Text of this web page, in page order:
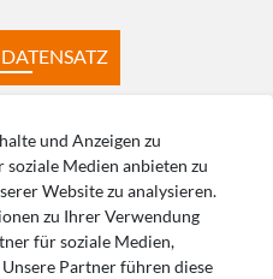
HÄUFIGE FRAGEN
und Anzeigen zu
Medien anbieten zu
Website zu analysieren.
zu Ihrer Verwendung
für soziale Medien,
Partner führen diese